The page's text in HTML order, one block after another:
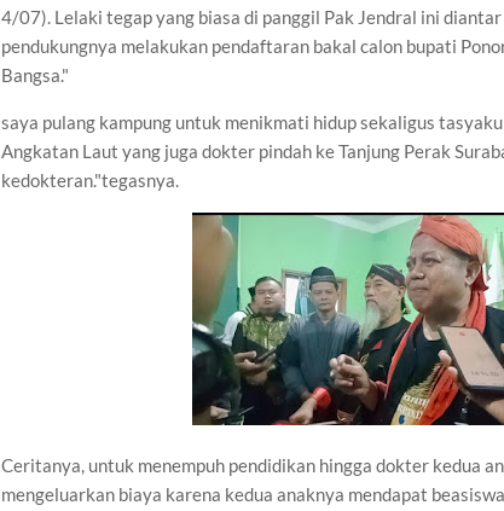
4/07). Lelaki tegap yang biasa di panggil Pak Jendral ini
pendukungnya melakukan pendaftaran bakal calon bupati
Bangsa."
saya pulang kampung untuk menikmati hidup sekaligus
Angkatan Laut yang juga dokter pindah ke Tanjung Perak
kedokteran."tegasnya.
Ceritanya, untuk menempuh pendidikan hingga dokter kedua
mengeluarkan biaya karena kedua anaknya mendapat